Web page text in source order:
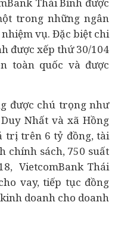
trong những ngân
vụ. Đặc biệt chi
được xếp thứ 30/104
toàn quốc và được
được chú trọng như
Nhất và xã Hồng
trị trên 6 tỷ đồng, tài
chính sách, 750 suất
VietcomBank Thái
vay, tiếp tục đồng
doanh cho doanh